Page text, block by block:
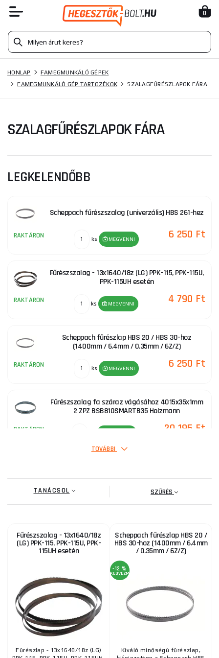
0
HONLAP
FAMEGMUNKÁLÓ GÉPEK
FAMEGMUNKÁLÓ GÉP TARTOZÉKOK
SZALAGFŰRÉSZLAPOK FÁRA
SZALAGFŰRÉSZLAPOK FÁRA
LEGKELENDŐBB
Scheppach fűrészszalag (univerzális) HBS 261-hez
RAKTÁRON ks MEGVENNI 6 250 Ft
Fűrészszalag - 13x1640/18z (LG) PPK-115, PPK-115U,
PPK-115UH esetén
RAKTÁRON ks MEGVENNI 4 790 Ft
Scheppach fűrészlap HBS 20 / HBS 30-hoz
(1400mm / 6.4mm / 0.35mm / 6Z/Z)
RAKTÁRON ks MEGVENNI 6 250 Ft
Fűrészszalag fa száraz vágásához 4015x35x1mm
2 ZPZ BSB810SMARTB35 Holzmann
RAKTÁRON 20 195 Ft
RAKTÁRON a szállítónál ks 8 880 Ft
Fűrészszalag - 13x1470/14z PPR-100-hoz
ks 4 255 Ft
Fűrészlap 6 z/1" GBS 200 Profi szalagfűrészhez
RAKTÁRON a szállítónál 4 380 Ft
TOVÁBBI
TANÁCSOL SZŰRÉS
Fűrészszalag - 13x1640/18z
(LG) PPK-115, PPK-115U, PPK-
115UH esetén
Fűrészlap - 13x1640/18z (LG)
Scheppach fűrészlap HBS 20 /
HBS 30-hoz (1400mm / 6.4mm
/ 0.35mm / 6Z/Z)
-12 %
KEDVEZMÉNY
Kiváló minőségű fűrészlap,